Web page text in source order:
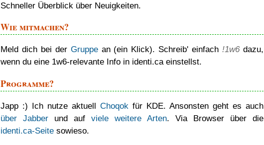
Schneller Überblick über Neuigkeiten.
Wie mitmachen?
Meld dich bei der Gruppean (ein Klick). Schreib' einfach !1w6dazu,
wenn du eine 1w6-relevante Info in identi.ca einstellst.
Programme?
Japp :) Ich nutze aktuellChoqok für KDE. Ansonsten geht es auch
über Jabber und aufviele weitere Arten. Via Browser über die
identi.ca-Seite sowieso.